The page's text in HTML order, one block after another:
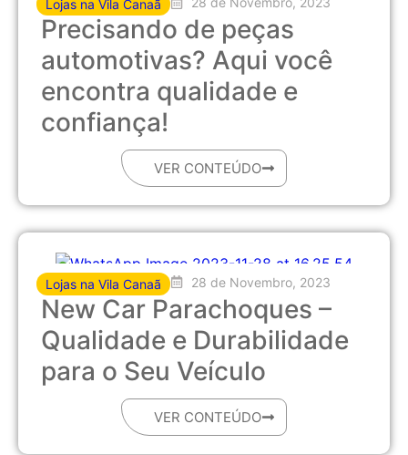
Lojas na Vila Canaã
Precisando de peças
automotivas? Aqui você
encontra qualidade e
confiança!
VER CONTEÚDO
Lojas na Vila Canaã 28 de Novembro, 2023
New Car Parachoques –
Qualidade e Durabilidade
para o Seu Veículo
VER CONTEÚDO